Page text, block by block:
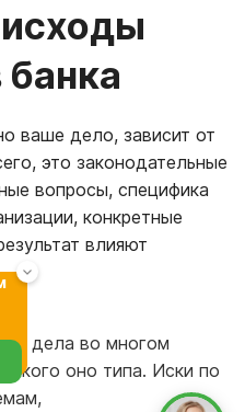
банка
ваше дело, зависит от
это законодательные
вопросы, специфика
конкретные
влияют
дела во многом
оно типа. Иски по